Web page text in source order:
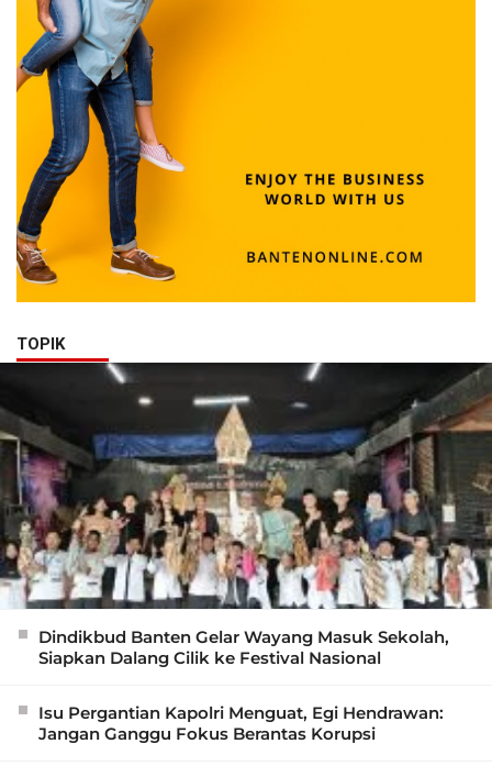
TOPIK
Dindikbud Banten Gelar Wayang Masuk Sekolah,
Siapkan Dalang Cilik ke Festival Nasional
Isu Pergantian Kapolri Menguat, Egi Hendrawan:
Jangan Ganggu Fokus Berantas Korupsi